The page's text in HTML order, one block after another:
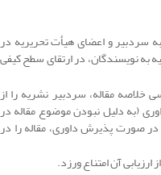
به سردبیر و اعضای هیأت تحریریه در
به نویسندگان، در ارتقای سطح کیفی
خلاصه مقاله، سردبیر نشریه را از
(به دلیل نبودن موضوع مقاله در
در صورت پذیرش داوری، مقاله را در